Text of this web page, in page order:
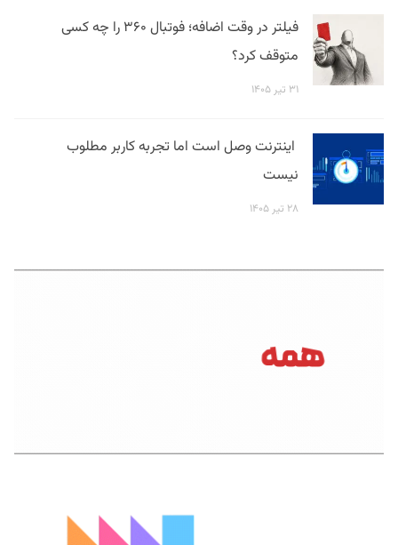
فیلتر در وقت اضافه؛ فوتبال ۳۶۰ را چه کسی
متوقف کرد؟
۳۱ تیر ۱۴۰۵
اینترنت وصل است اما تجربه کاربر مطلوب
نیست
۲۸ تیر ۱۴۰۵